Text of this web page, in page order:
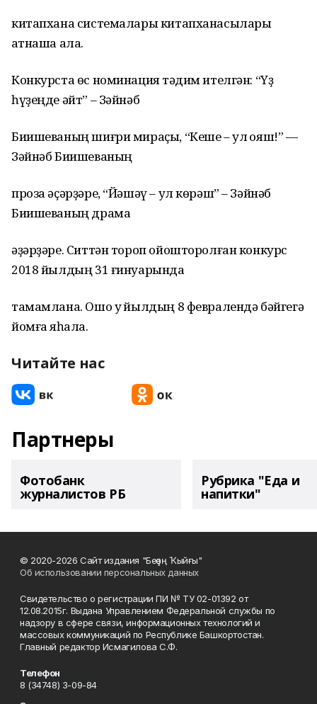
китапхана системалары китапханасылары
ҡатнаша ала.
Конкурста өс номинация тәҡдим ителгән: “Үҙ
һүҙеңде әйт” – Зәйнәб
Биишеваның шиғри мираҫы, “Кеше – ул ҡояш!” —
Зәйнәб Биишеваның
проза әҫәрҙәре, “Йәшәү – ул көрәш” – Зәйнәб
Биишеваның драма
әҙәрҙәре. Ситтән тороп ойошторолған конкурс
2018 йылдың 31 ғинуарында
тамамлана. Ошо уҡ йылдың 8 февралендә бәйгегә
йомғаҡ яһала.
Читайте нас
Партнеры
Фотобанк
журналистов РБ
Рубрика "Еда и
напитки"
© 2020-2026 Сайт издания "Беҙҙең Ҡыйғы"
Об использовании персональных данных
Свидетельство о регистрации ПИ № ТУ 02-01392 от
12.08.2015г. Выдана Управлением Федеральной службы по
надзору в сфере связи, информационных технологий и
массовых коммуникаций по Республике Башкортостан.
Главный редактор Исмагилова С.Ф.
Телефон
8 (34748) 3-09-84